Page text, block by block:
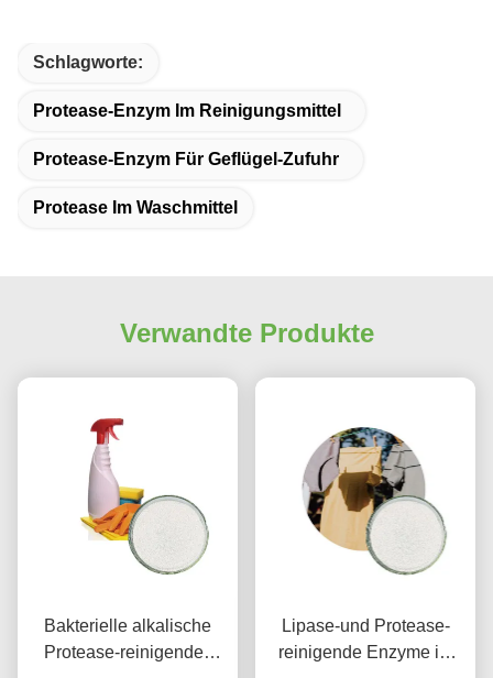
Schlagworte:
Protease-Enzym Im Reinigungsmittel
Protease-Enzym Für Geflügel-Zufuhr
Protease Im Waschmittel
Verwandte Produkte
Bakterielle alkalische
Protease-reinigendes
Lipase-und Protease-
reinigende Enzyme im